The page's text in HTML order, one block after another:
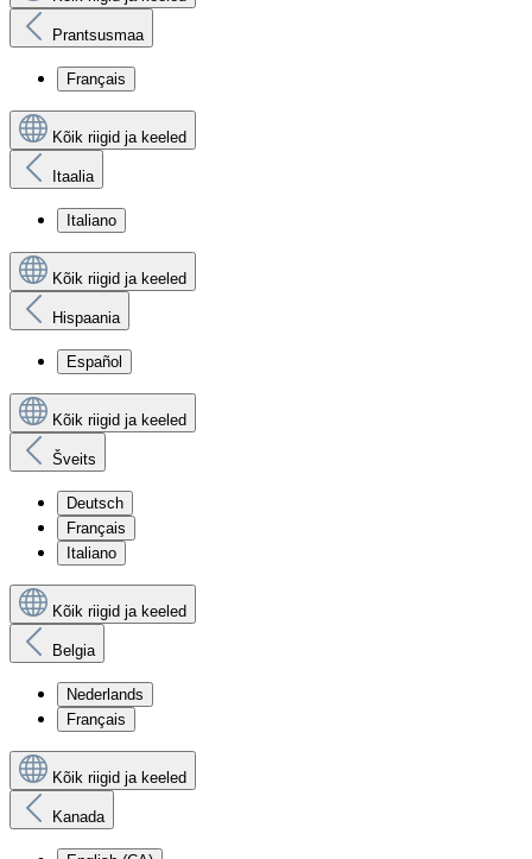
Prantsusmaa
Français
Kõik riigid ja keeled
Itaalia
Italiano
Kõik riigid ja keeled
Hispaania
Español
Kõik riigid ja keeled
Šveits
Deutsch
Français
Italiano
Kõik riigid ja keeled
Belgia
Nederlands
Français
Kõik riigid ja keeled
Kanada